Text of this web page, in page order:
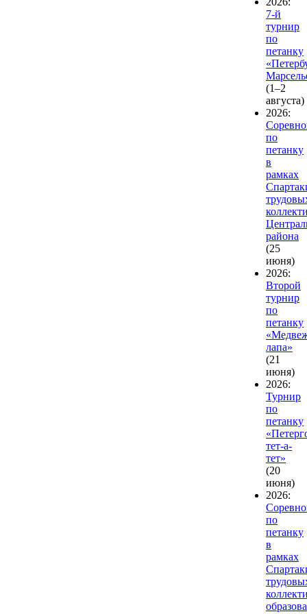
7-й
турнир
по
петанку
(1–2
августа)
2026:
по
петанку
в
рамках
района
(25
июня)
2026:
Второй
турнир
по
петанку
лапа»
(21
июня)
2026:
Турнир
по
петанку
тет-а-
тет»
(20
июня)
2026:
по
петанку
в
рамках